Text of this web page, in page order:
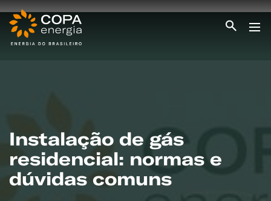
ENCONTRE UMA REVENDA
MEDIÇÃO INDIVIDUALIZADA
#CAMPANHAS
Instalação de gás
residencial: normas e
dúvidas comuns